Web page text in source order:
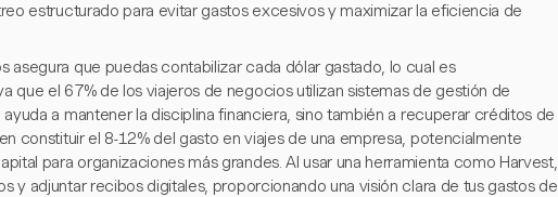
estructurado para evitar gastos excesivos y maximizar la eficiencia de
asegura que puedas contabilizar cada dólar gastado, lo cual es
que el 67% de los viajeros de negocios utilizan sistemas de gestión de
a mantener la disciplina financiera, sino también a recuperar créditos de
constituir el 8-12% del gasto en viajes de una empresa, potencialmente
para organizaciones más grandes. Al usar una herramienta como Harvest,
y adjuntar recibos digitales, proporcionando una visión clara de tus gastos de